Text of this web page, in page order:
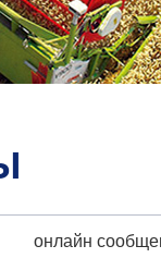
онлайн